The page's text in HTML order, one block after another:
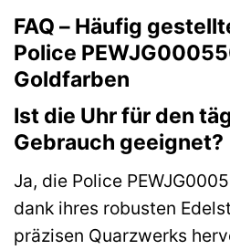
FAQ – Häufig
Police
Goldfarben
Ist die Uhr für den
Gebrauch geeignet?
Ja, die Police
dank ihres robusten
präzisen Quarzwerks